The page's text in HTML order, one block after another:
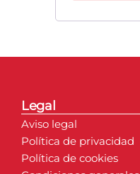
Legal
Aviso legal
Política de privacidad
Política de cookies